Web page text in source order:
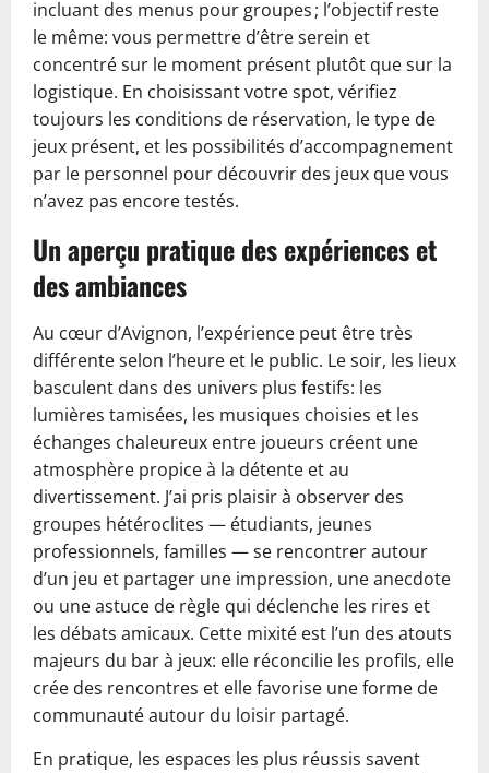
incluant des menus pour groupes ; l’objectif reste
le même: vous permettre d’être serein et
concentré sur le moment présent plutôt que sur la
logistique. En choisissant votre spot, vérifiez
toujours les conditions de réservation, le type de
jeux présent, et les possibilités d’accompagnement
par le personnel pour découvrir des jeux que vous
n’avez pas encore testés.
Un aperçu pratique des expériences et
des ambiances
Au cœur d’Avignon, l’expérience peut être très
différente selon l’heure et le public. Le soir, les lieux
basculent dans des univers plus festifs: les
lumières tamisées, les musiques choisies et les
échanges chaleureux entre joueurs créent une
atmosphère propice à la détente et au
divertissement. J’ai pris plaisir à observer des
groupes hétéroclites — étudiants, jeunes
professionnels, familles — se rencontrer autour
d’un jeu et partager une impression, une anecdote
ou une astuce de règle qui déclenche les rires et
les débats amicaux. Cette mixité est l’un des atouts
majeurs du bar à jeux: elle réconcilie les profils, elle
crée des rencontres et elle favorise une forme de
communauté autour du loisir partagé.
En pratique, les espaces les plus réussis savent